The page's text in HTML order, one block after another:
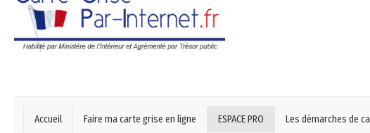
Accueil Faire ma carte grise en ligne ESPACE PRO Les démarches de